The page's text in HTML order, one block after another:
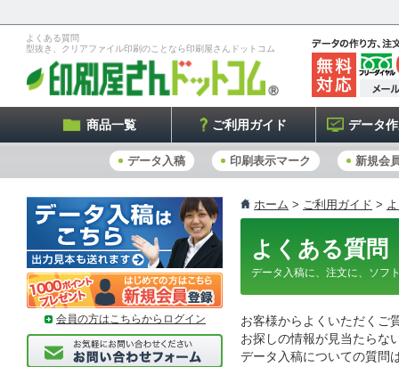
よくある質問
型抜き、クリアファイル印刷のことなら印刷屋さんドットコム
商品一覧 ご利用ガイド データ
データ入稿 印刷表示マーク 新規会
ホーム > ご利用ガイド >
よくある質問
データ入稿に、注文に、ソフ
お客様からよくいただくご
お探しの情報が見当たらな
データ入稿についての質問
会員の方はこちらからログイン